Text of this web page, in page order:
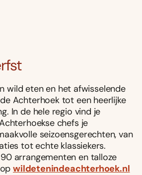
wild eten en het afwisselende
Achterhoek tot een heerlijke
In de hele regio vind je
chefs je
seizoensgerechten, van
tot echte klassiekers.
arrangementen en talloze
opwildetenindeachterhoek.nl